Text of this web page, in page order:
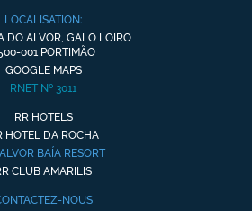
LOCALISATION:
DO ALVOR, GALO LOIRO
001 PORTIMÃO
GOOGLE MAPS
RNET Nº 3011
RR HOTELS
HOTEL DA ROCHA
BAÍA RESORT
CLUB AMARILIS
NOUS